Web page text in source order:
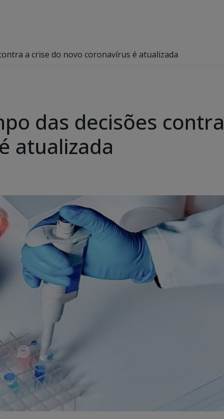
a crise do novo coronavírus é atualizada
das decisões
atualizada